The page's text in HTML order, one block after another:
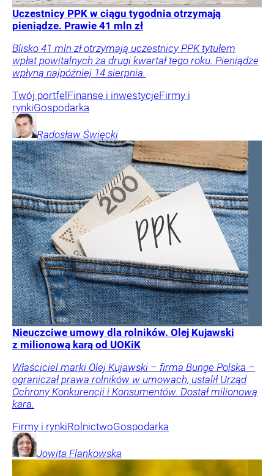
Uczestnicy PPK w ciągu tygodnia otrzymają
pieniądze. Prawie 41 mln zł
Blisko 41 mln zł otrzymają uczestnicy PPK tytułem
wpłat powitalnych za drugi kwartał tego roku. Pieniądze
wpłyną najpóźniej 14 sierpnia.
Twój portfel Finanse i inwestycjeFirmy i
rynkiGospodarka
Radosław Święcki
Nieuczciwe umowy dla rolników. Olej Kujawski
z milionową karą od UOKiK
Właściciel marki Olej Kujawski – firma Bunge Polska –
ograniczał prawa rolników w umowach, ustalił Urząd
Ochrony Konkurencji i Konsumentów. Dostał milionową
kara.
Firmy i rynkiRolnictwoGospodarka
Jowita Flankowska